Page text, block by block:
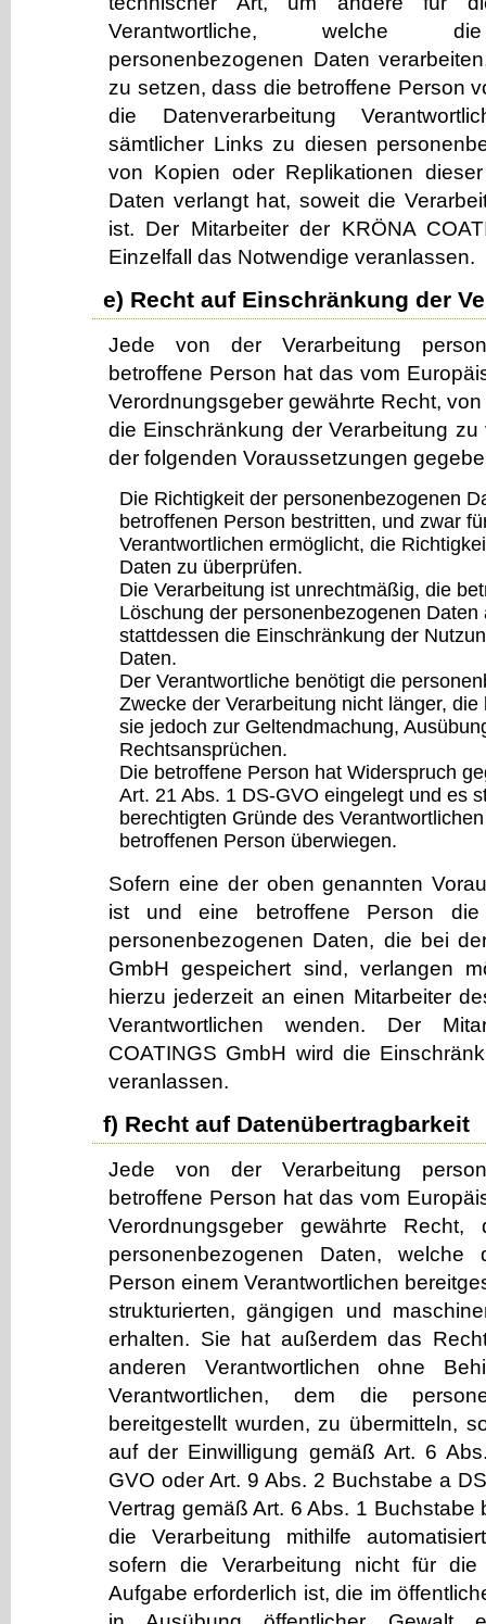
Verantwortliche, welche die
personenbezogenen Daten
zu setzen, dass die betroffene Person
die Datenverarbeitung
sämtlicher Links zu diesen
von Kopien oder Replikationen
Daten verlangt hat, soweit die
ist. Der Mitarbeiter der KRÖNA
Einzelfall das Notwendige veranlassen.
e) Recht auf Einschränkung der
Jede von der Verarbeitung
betroffene Person hat das vom
Verordnungsgeber gewährte Recht,
die Einschränkung der Verarbeitung
der folgenden Voraussetzungen
Die Richtigkeit der personenbezogenen
betroffenen Person bestritten, und zwar
Verantwortlichen ermöglicht, die
Daten zu überprüfen.
Die Verarbeitung ist unrechtmäßig, die
Löschung der personenbezogenen Daten
stattdessen die Einschränkung der
Daten.
Der Verantwortliche benötigt die
Zwecke der Verarbeitung nicht länger,
sie jedoch zur Geltendmachung,
Rechtsansprüchen.
Die betroffene Person hat Widerspruch
Art. 21 Abs. 1 DS-GVO eingelegt und es
berechtigten Gründe des
betroffenen Person überwiegen.
Sofern eine der oben genannten
ist und eine betroffene Person die
personenbezogenen Daten, die bei
GmbH gespeichert sind, verlangen
hierzu jederzeit an einen Mitarbeiter
Verantwortlichen wenden. Der
COATINGS GmbH wird die
veranlassen.
f) Recht auf Datenübertragbarkeit
Jede von der Verarbeitung
betroffene Person hat das vom
Verordnungsgeber gewährte
personenbezogenen Daten, welche
Person einem Verantwortlichen
strukturierten, gängigen und
erhalten. Sie hat außerdem das
anderen Verantwortlichen ohne
Verantwortlichen, dem die
bereitgestellt wurden, zu übermitteln,
auf der Einwilligung gemäß Art. 6
GVO oder Art. 9 Abs. 2 Buchstabe a
Vertrag gemäß Art. 6 Abs. 1 Buchstabe
die Verarbeitung mithilfe
sofern die Verarbeitung nicht für die
Aufgabe erforderlich ist, die im